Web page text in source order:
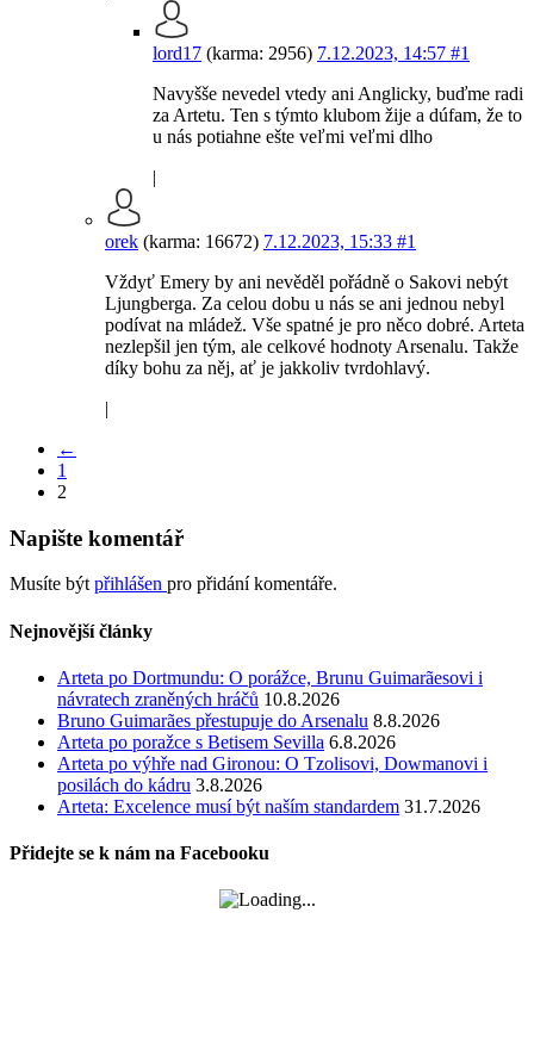
lord17 (karma: 2956) 7.12.2023, 14:57 #1
Navyšše nevedel vtedy ani Anglicky, buďme radi
za Artetu. Ten s týmto klubom žije a dúfam, že to
u nás potiahne ešte veľmi veľmi dlho
|
orek (karma: 16672) 7.12.2023, 15:33 #1
Vždyť Emery by ani nevěděl pořádně o Sakovi nebýt
Ljungberga. Za celou dobu u nás se ani jednou nebyl
podívat na mládež. Vše spatné je pro něco dobré. Arteta
nezlepšil jen tým, ale celkové hodnoty Arsenalu. Takže
díky bohu za něj, ať je jakkoliv tvrdohlavý.
|
←
1
2
Napište komentář
Musíte být přihlášen pro přidání komentáře.
Nejnovější články
Arteta po Dortmundu: O porážce, Brunu Guimarãesovi i
návratech zraněných hráčů 10.8.2026
Bruno Guimarães přestupuje do Arsenalu 8.8.2026
Arteta po poražce s Betisem Sevilla 6.8.2026
Arteta po výhře nad Gironou: O Tzolisovi, Dowmanovi i
posilách do kádru 3.8.2026
Arteta: Excelence musí být naším standardem 31.7.2026
Přidejte se k nám na Facebooku